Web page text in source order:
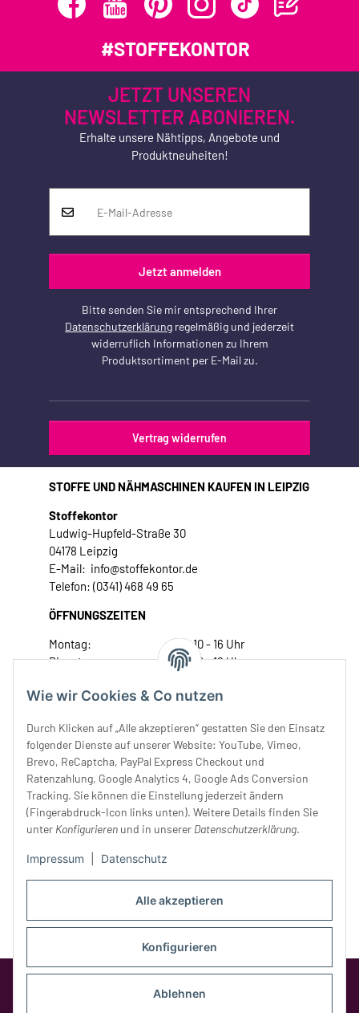
Alle akzeptieren
Konfigurieren
Ablehnen
Wie wir Cookies & Co nutzen
Durch Klicken auf „Alle akzeptieren“ gestatten Sie den Einsatz
folgender Dienste auf unserer Website: YouTube, Vimeo,
Brevo, ReCaptcha, PayPal Express Checkout und
Ratenzahlung, Google Analytics 4, Google Ads Conversion
Tracking. Sie können die Einstellung jederzeit ändern
(Fingerabdruck-Icon links unten). Weitere Details finden Sie
unter Konfigurieren und in unserer Datenschutzerklärung.
Impressum Datenschutz
#STOFFEKONTOR
JETZT UNSEREN
NEWSLETTER ABONIEREN.
Erhalte unsere Nähtipps, Angebote und
Produktneuheiten!
Jetzt anmelden
Bitte senden Sie mir entsprechend Ihrer
Datenschutzerklärung regelmäßig und jederzeit
widerruflich Informationen zu Ihrem
Produktsortiment per E-Mail zu.
Vertrag widerrufen
STOFFE UND NÄHMASCHINEN KAUFEN IN LEIPZIG
Stoffekontor
Ludwig-Hupfeld-Straße 30
04178 Leipzig
E-Mail: info@stoffekontor.de
Telefon: (0341) 468 49 65
ÖFFNUNGSZEITEN
Montag:
10 - 16 Uhr
Dienstag:
10 - 16 Uhr
Donnerstag:
10 - 18 Uhr
Samstag:
10 - 14 Uhr
Unser Service
Rechtliches
Opt-Out-Cookie ist nicht gesetzt